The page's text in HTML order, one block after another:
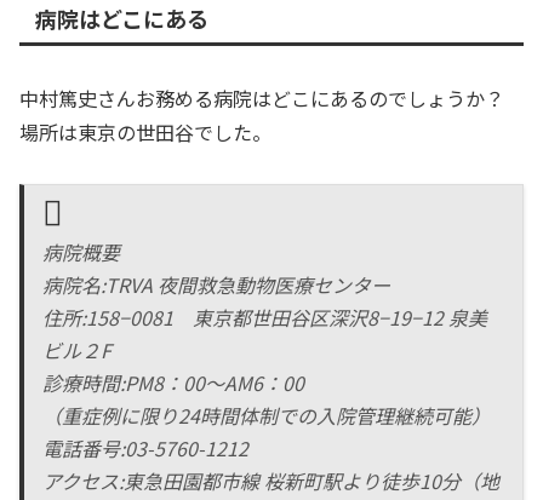
病院はどこにある
中村篤史さんお務める病院はどこにあるのでしょうか？
場所は東京の世田谷でした。
病院概要
病院名:TRVA 夜間救急動物医療センター
住所:158−0081 東京都世田谷区深沢8−19−12 泉美
ビル２F
診療時間:PM8：00〜AM6：00
（重症例に限り24時間体制での入院管理継続可能）
電話番号:03-5760-1212
アクセス:東急田園都市線 桜新町駅より徒歩10分（地